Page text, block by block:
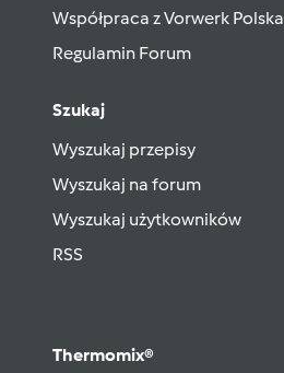
Współpraca z Vorwerk Polska
Regulamin Forum
Szukaj
Wyszukaj przepisy
Wyszukaj na forum
Wyszukaj użytkowników
RSS
Thermomix®